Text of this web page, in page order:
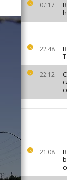
07:17
22:48
22:12
21:08